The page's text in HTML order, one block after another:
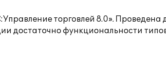
торговлей 8.0».
достаточно функциональности